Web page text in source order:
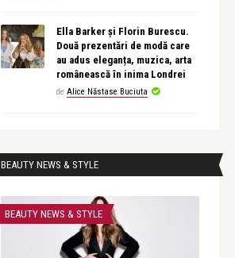
Ella Barker și Florin Burescu.
Două prezentări de modă care
au adus eleganța, muzica, arta
românească în inima Londrei
de Alice Năstase Buciuta
BEAUTY NEWS & STYLE
BEAUTY NEWS & STYLE